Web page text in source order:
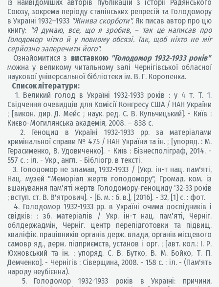
із найвідоміших авторів публікацій з історії Радянського
Союзу, зокрема періоду сталінських репресій та Голодомору
в Україні 1932–1933 "Жнива скорботи".Як писав автор про цю
книгу: "Я думаю, все, що я зробив, – так це написав про
Голодомор чітко й у повному обсязі. Так, щоб ніхто не міг
серйозно заперечити його".
Ознайомитися з виставкою "Голодомор 1932-1933 років"
можна у великому читальному залі Чернігівської обласної
наукової універсальної бібліотеки ім. В. Г. Короленка.
Список літератури:
1. Великий голод в Україні 1932-1933 років : у 4 т. Т. 1.
Свідчення очевидців для Комісії Конгресу США / НАН України
; [викон. дир. Д. Мейс ; наук. ред. С. В. Кульчицький]. - Київ :
Києво-Могилянська академія, 2008. – 838 с.
2. Геноцид в Україні 1932-1933 рр. за матеріалами
кримінальної справи № 475 / НАН України та ін. ; [упоряд. : М.
Герасименко, В. Удовиченко]. - Київ : Бізнесполіграф, 2014. -
557 с. : іл. - Укр., англ. - Бібліогр. в тексті.
3. Голодомор не зламав, 1932-1933 / [Укр. ін-т нац. пам'яті,
Нац. музей "Меморіал жертв голодомору", Громад. ком. із
вшанування пам'яті жертв Голодомору-геноциду '32-33 років
; вступ. ст. В. В'ятрович]. - [Б. м. : б. в.], [2016]. - 32, [1] с. : фот.
4. Голодомор 1932-1933 рр. в Україні очима дослідників і
свідків: : зб. матеріалів / Укр. ін-т нац. пам'яті, Черніг.
облдержадмін, Черніг. центр перепідготовки та підвищ.
кваліфік. працівників органів держ. влади, органів місцевого
самовр яд., держ. підприємств, установ і орг. ; [авт. кол.: І. Р.
Юхновський та ін. ; упоряд. С. В. Бутко, В. М. Бойко, Т. П.
Демченко]. - Чернігів : Сіверщина, 2008. - 158 с. : іл. - (Пам'ять
народу неубієнна).
5. Голодомор 1932-1933 років в Україні: причини,